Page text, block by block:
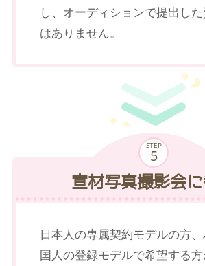
し、オーディションで提出し
はありません。
STEP
宣材写真撮影会に
日本人の専属契約モデルの方
国人の登録モデルで希望する